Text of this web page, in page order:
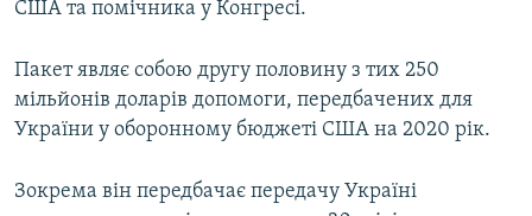
США та помічника у Конгресі.
Пакет являє собою другу половину з тих 250
мільйонів доларів допомоги, передбачених для
України у оборонному бюджеті США на 2020 рік.
Зокрема він передбачає передачу Україні